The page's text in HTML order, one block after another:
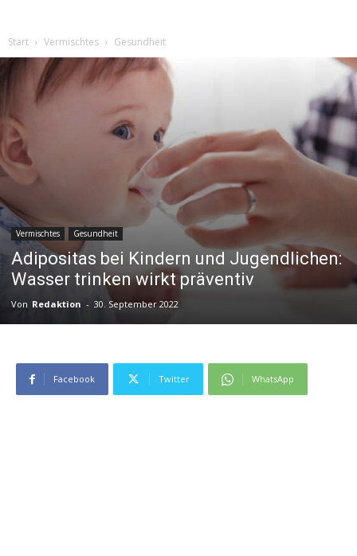
Start Vermischtes Gesundheit
Vermischtes Gesundheit
Adipositas bei Kindern und Jugendlichen:
Wasser trinken wirkt präventiv
Von Redaktion - 30. September 2022
Facebook Twitter WhatsApp